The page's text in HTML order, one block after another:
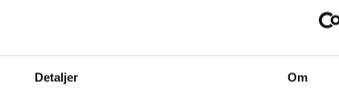
Detaljer Om
Mandag: 7.00-16.00